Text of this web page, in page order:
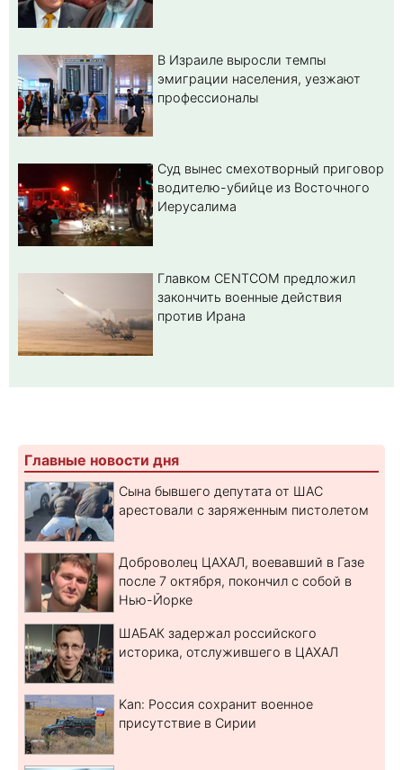
В Израиле выросли темпы
эмиграции населения, уезжают
профессионалы
Суд вынес смехотворный приговор
водителю-убийце из Восточного
Иерусалима
Главком CENTCOM предложил
закончить военные действия
против Ирана
Главные новости дня
Сына бывшего депутата от ШАС
арестовали с заряженным пистолетом
Доброволец ЦАХАЛ, воевавший в Газе
после 7 октября, покончил с собой в
Нью-Йорке
ШАБАК задержал российского
историка, отслужившего в ЦАХАЛ
Kan: Россия сохранит военное
присутствие в Сирии